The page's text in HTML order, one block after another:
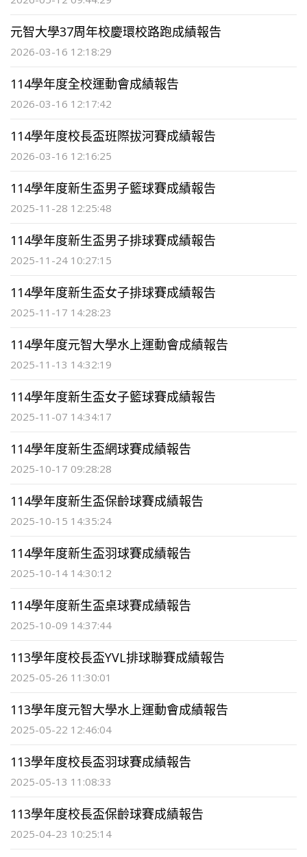
元智大學37周年校慶環校路跑成績報告
2026-03-16 12:18:29
114學年度全校運動會成績報告
2026-03-16 12:17:42
114學年度校長盃班際拔河賽成績報告
2026-03-16 12:16:25
114學年度新生盃男子籃球賽成績報告
2025-11-28 12:25:48
114學年度新生盃男子排球賽成績報告
2025-11-24 10:27:15
114學年度新生盃女子排球賽成績報告
2025-11-17 14:28:23
114學年度元智大學水上運動會成績報告
2025-11-13 14:32:19
114學年度新生盃女子籃球賽成績報告
2025-11-07 14:34:17
114學年度新生盃網球賽成績報告
2025-10-17 09:28:28
114學年度新生盃保齡球賽成績報告
2025-10-15 14:35:24
114學年度新生盃羽球賽成績報告
2025-10-14 14:30:12
114學年度新生盃桌球賽成績報告
2025-10-09 14:37:44
113學年度校長盃YVL排球聯賽成績報告
2025-05-26 11:30:01
113學年度元智大學水上運動會成績報告
2025-05-22 12:46:04
113學年度校長盃羽球賽成績報告
2025-05-13 11:08:33
113學年度校長盃保齡球賽成績報告
2025-04-23 10:25:14